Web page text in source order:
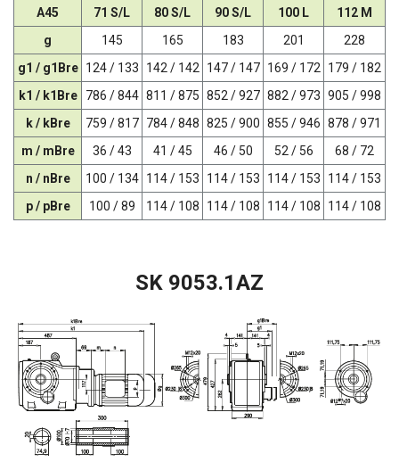
A45 71 S/L 80 S/L 90 S/L 100 L
112 M
g
145 165 183 201
228
g1 / g1Bre 124 / 133 142 / 142 147 / 147 169 / 172 179 / 182
k1 / k1Bre
786 / 844 811 / 875 852 / 927 882 / 973 905 / 998
k / kBre
759 / 817 784 / 848 825 / 900 855 / 946 878 / 971
m / mBre
36 / 43 41 / 45 46 / 50 52 / 56
68 / 72
n / nBre
100 / 134 114 / 153 114 / 153 114 / 153
114 / 153
p / pBre
100 / 89 114 / 108 114 / 108 114 / 108 114 / 108
SK 9053.1AZ